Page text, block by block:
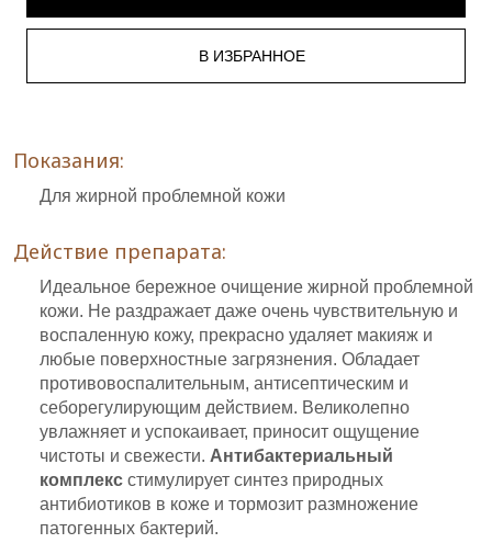
Показания:
Для жирной проблемной кожи
Действие препарата:
Идеальное бережное очищение жирной проблемной
кожи. Не раздражает даже очень чувствительную и
воспаленную кожу, прекрасно удаляет макияж и
любые поверхностные загрязнения. Обладает
противовоспалительным, антисептическим и
себорегулирующим действием. Великолепно
увлажняет и успокаивает, приносит ощущение
чистоты и свежести. Антибактериальный
комплекс стимулирует синтез природных
антибиотиков в коже и тормозит размножение
патогенных бактерий.